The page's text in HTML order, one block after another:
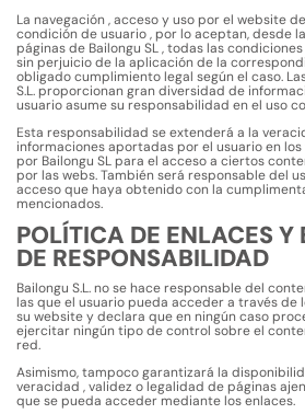
La navegación , acceso y uso por el website
condición de usuario , por lo aceptan, desde
páginas de Bailongu SL , todas las
sin perjuicio de la aplicación de la
obligado cumplimiento legal según el caso.
S.L. proporcionan gran diversidad de
usuario asume su responsabilidad en el uso
Esta responsabilidad se extenderá a la
informaciones aportadas por el usuario en
por Bailongu SL para el acceso a ciertos
por las webs. También será responsable del
acceso que haya obtenido con la
mencionados.
POLÍTICA DE ENLACES Y
DE RESPONSABILIDAD
Bailongu S.L. no se hace responsable del
las que el usuario pueda acceder a través de
su website y declara que en ningún caso
ejercitar ningún tipo de control sobre el
red.
Asimismo, tampoco garantizará la
veracidad , validez o legalidad de páginas
que se pueda acceder mediante los enlaces.